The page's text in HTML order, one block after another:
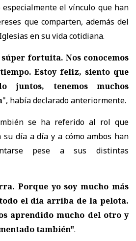
especialmente el vínculo que han
que comparten, además del
en su vida cotidiana.
fortuita. Nos conocemos
Estoy feliz, siento que
juntos, tenemos muchos
", había declarado anteriormente.
se ha referido al rol que
día a día y a cómo ambos han
pese a sus distintas
Porque yo soy mucho más
el día arriba de la pelota.
aprendido mucho del otro y
también".